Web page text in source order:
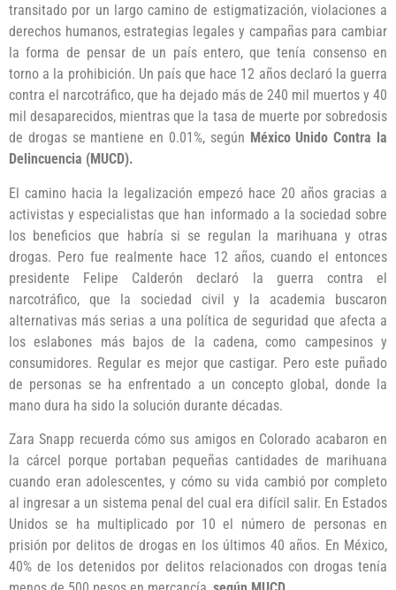
transitado por un largo camino de estigmatización, violaciones a
derechos humanos, estrategias legales y campañas para cambiar
la forma de pensar de un país entero, que tenía consenso en
torno a la prohibición. Un país que hace 12 años declaró la guerra
contra el narcotráfico, que ha dejado más de 240 mil muertos y 40
mil desaparecidos, mientras que la tasa de muerte por sobredosis
de drogas se mantiene en 0.01%, según México Unido Contra la
Delincuencia (MUCD).
El camino hacia la legalización empezó hace 20 años gracias a
activistas y especialistas que han informado a la sociedad sobre
los beneficios que habría si se regulan la marihuana y otras
drogas. Pero fue realmente hace 12 años, cuando el entonces
presidente Felipe Calderón declaró la guerra contra el
narcotráfico, que la sociedad civil y la academia buscaron
alternativas más serias a una política de seguridad que afecta a
los eslabones más bajos de la cadena, como campesinos y
consumidores. Regular es mejor que castigar. Pero este puñado
de personas se ha enfrentado a un concepto global, donde la
mano dura ha sido la solución durante décadas.
Zara Snapp recuerda cómo sus amigos en Colorado acabaron en
la cárcel porque portaban pequeñas cantidades de marihuana
cuando eran adolescentes, y cómo su vida cambió por completo
al ingresar a un sistema penal del cual era difícil salir. En Estados
Unidos se ha multiplicado por 10 el número de personas en
prisión por delitos de drogas en los últimos 40 años. En México,
40% de los detenidos por delitos relacionados con drogas tenía